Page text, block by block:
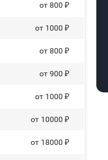
от 800 ₽
от 1000 ₽
от 800 ₽
от 900 ₽
от 1000 ₽
от 10000 ₽
от 18000 ₽